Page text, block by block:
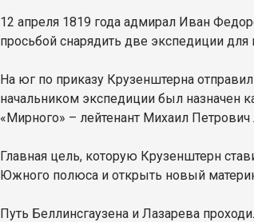
12 апреля 1819 года адмирал Иван
просьбой снарядить две экспедиции
На юг по приказу Крузенштерна
начальником экспедиции был назначен
«Мирного» – лейтенант Михаил Петрович
Главная цель, которую Крузенштерн
Южного полюса и открыть новый
Путь Беллинсгаузена и Лазарева